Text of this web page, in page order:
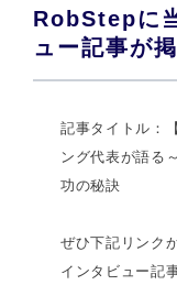
RobStepに
ュー記事が
記事タイトル：
ング代表が語る
功の秘訣
ぜひ下記リンク
インタビュー記